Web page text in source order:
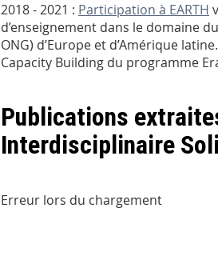
2018 - 2021 : Participation à EARTH
d’enseignement dans le domaine
ONG) d’Europe et d’Amérique
Capacity Building du programme
Publications
Interdisciplinaire
Erreur lors du chargement